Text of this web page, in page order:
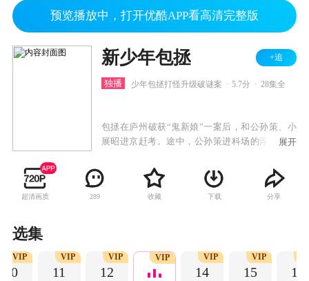
预览播放中，打开优酷APP看高清完整版
新少年包拯 +追
独播 少年包拯打怪升级破谜案 5.7分 28集全
包拯在庐州破获“鬼新娘”一案后，和公孙策、小
展昭进京赶考。途中，公孙策进科场的浮票被一
的无极岛，在寻回浮票后入住无极客栈。自当晚
起，此地开始发生连环命案，而且每次案发前，
包拯都会收到一封幕后主使寄给他的匿名信，经
料在此地遭遇猫灵谜案，并意外与八贤王、庞太
师相遇，包拯随即发现猫灵谜案和多年前的狸猫
展开
超清画质 289 收藏 下载 分享
选集
10
VIP
11
VIP
12
VIP VIP
14
VIP
15
VIP
16